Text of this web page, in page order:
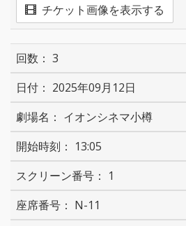
チケット画像を表示する
3
2025年09月12日
イオンシネマ小樽
13:05
1
N-11